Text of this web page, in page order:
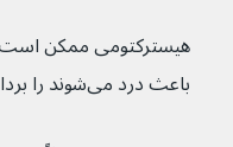
هیسترکتومی ممکن است
باعث درد می‌شوند را بردارد.